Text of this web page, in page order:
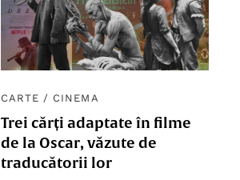
CARTE / CINEMA
Trei cărți adaptate în filme
de la Oscar, văzute de
traducătorii lor